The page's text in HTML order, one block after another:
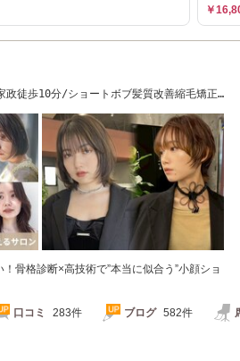
￥
政徒歩10分/ショートボブ髪質改善縮毛矯正
骨格診断×高技術で”本当に似合う”小顔ショ
口コミ 283件 ブログ 582件